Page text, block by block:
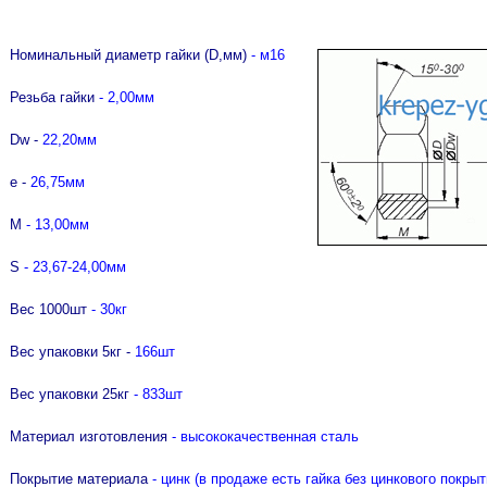
80мм
от
80мм
от
и
гвоздодеры
специальные
тонкогубцы Targ
"Nox"
USH
"RENNBOHR"
Номинальный диаметр гайки (D,мм) - м16
Резьба гайки - 2,00мм
Dw - 22,20мм
е - 26,75мм
М - 13,00мм
S - 23,67-24,00мм
Вес 1000шт - 30кг
Вес упаковки 5кг - 166шт
Вес упаковки 25кг - 833шт
Материал изготовления - высококачественная сталь
Покрытие материала- цинк (в продаже есть гайка без цинкового